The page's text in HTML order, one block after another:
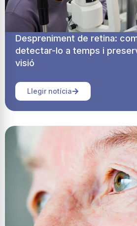
Despreniment de retina:
detectar-lo a temps i
visió
Llegir notícia